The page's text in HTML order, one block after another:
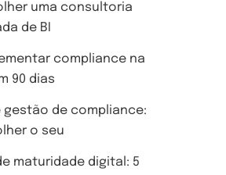
uma consultoria
de BI
compliance na
90 dias
gestão de compliance:
o seu
maturidade digital: 5